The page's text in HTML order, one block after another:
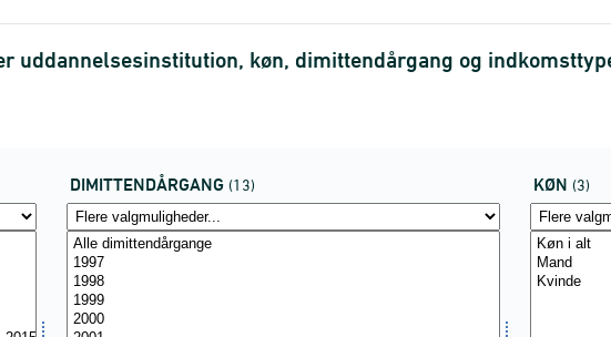
uddannelsesinstitution, køn, dimittendårgang og
DIMITTENDÅRGANG (13) KØN (3)